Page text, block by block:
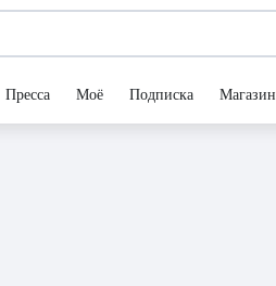
Пресса Моё Подписка Магазин